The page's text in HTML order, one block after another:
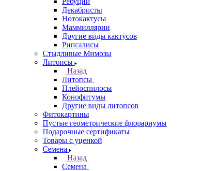
Декабристы
Нотокактусы
Маммиллярии
Другие виды кактусов
Рипсалисы
Стыдливые Мимозы
Литопсы
Назад
Литопсы
Плейоспилосы
Конофитумы
Другие виды литопсов
Фитокартины
Пустые геометрические флорариумы
Подарочные сертификаты
Товары с уценкой
Семена
Назад
Семена